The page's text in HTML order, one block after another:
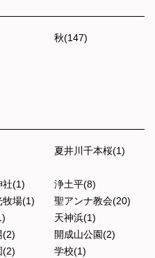
秋(147)
夏井川千本桜(1)
社(1)
浄土平(8)
牧場(1)
聖アンナ教会(20)
天神浜(1)
(2)
開成山公園(2)
(2)
学校(1)